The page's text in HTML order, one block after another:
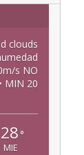
clouds
s NO
MIN 20
28 °
MIE